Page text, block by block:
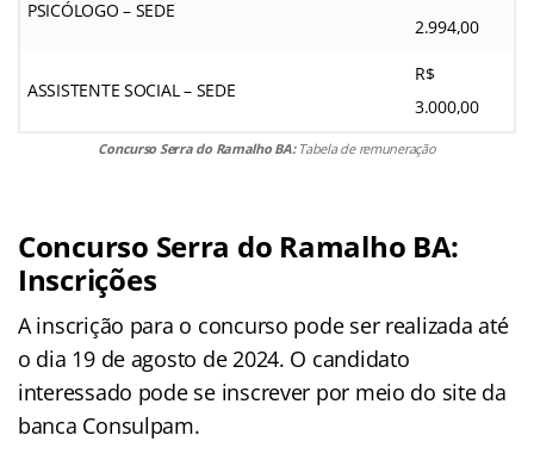
PSICÓLOGO – SEDE
2.994,00
ASSISTENTE SOCIAL – SEDE
R$
3.000,00
Concurso Serra do Ramalho BA:Tabela de remuneração
Concurso Serra do Ramalho BA:
Inscrições
A inscrição para o concurso pode ser realizada até
o dia 19 de agosto de 2024. O candidato
interessado pode se inscrever por meio do site da
banca Consulpam.